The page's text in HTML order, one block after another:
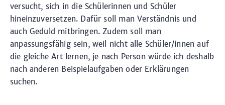
versucht, sich in die Schülerinnen und Schüler
hineinzuversetzen. Dafür soll man Verständnis und
auch Geduld mitbringen. Zudem soll man
anpassungsfähig sein, weil nicht alle Schüler/innen auf
die gleiche Art lernen, je nach Person würde ich deshalb
nach anderen Beispielaufgaben oder Erklärungen
suchen.